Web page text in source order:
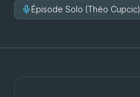
Épisode Solo (Théo Cupcic)